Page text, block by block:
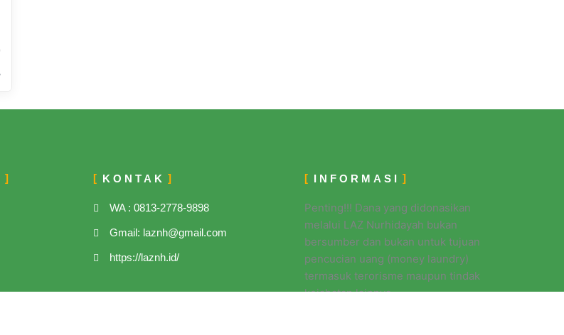
KONTAK
WA : 0813-2778-9898
Gmail: laznh@gmail.com
https://laznh.id/
INFORMASI
Penting!!! Dana yang didonasikan
melalui LAZ Nurhidayah bukan
bersumber dan bukan untuk tujuan
pencucian uang (money laundry)
termasuk terorisme maupun tindak
kejahatan lainnya